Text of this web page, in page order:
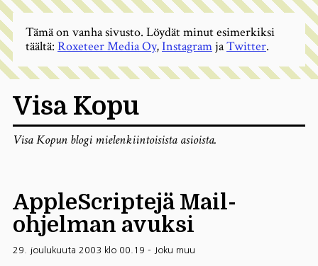
Visa Kopu
Visa Kopun blogi mielenkiintoisista asioista.
AppleScriptejä Mail-
ohjelman avuksi
29. joulukuuta 2003 klo 00.19 - Joku muu
Tämä on vanha sivusto. Löydät minut esimerkiksi
täältä: Roxeteer Media Oy,InstagramjaTwitter.